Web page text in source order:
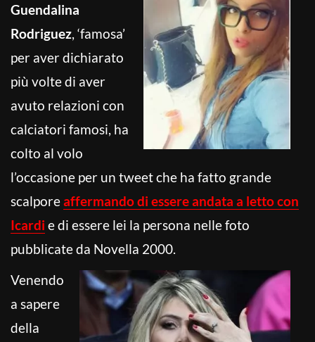
Guendalina
Rodriguez, ‘famosa’
per aver dichiarato
più volte di aver
avuto relazioni con
calciatori famosi, ha
colto al volo
l’occasione per un tweet che ha fatto grande
scalporeaffermando di essere andata a letto con
Icardi e di essere lei la persona nelle foto
pubblicate da Novella 2000.
Venendo
a sapere
della